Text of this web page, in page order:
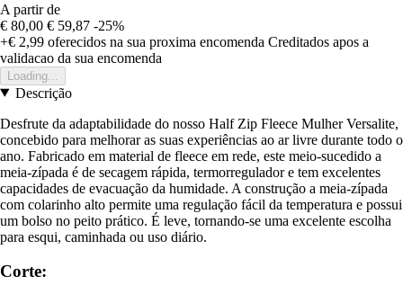
A partir de
€ 80,00 € 59,87 -25%
+€ 2,99 oferecidos na sua proxima encomenda Creditados apos a
validacao da sua encomenda
Loading...
Descrição
Desfrute da adaptabilidade do nosso Half Zip Fleece Mulher Versalite,
concebido para melhorar as suas experiências ao ar livre durante todo o
ano. Fabricado em material de fleece em rede, este meio-sucedido a
meia-zípada é de secagem rápida, termorregulador e tem excelentes
capacidades de evacuação da humidade. A construção a meia-zípada
com colarinho alto permite uma regulação fácil da temperatura e possui
um bolso no peito prático. É leve, tornando-se uma excelente escolha
para esqui, caminhada ou uso diário.
Corte: